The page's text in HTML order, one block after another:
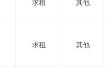
求租 其他
求租 其他